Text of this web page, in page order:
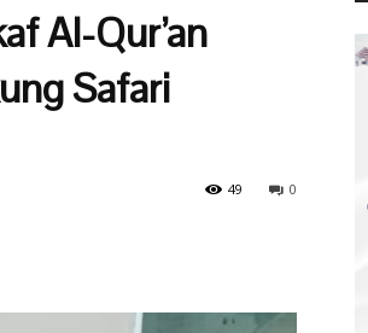
Al-Qur’an
Safari
0
49